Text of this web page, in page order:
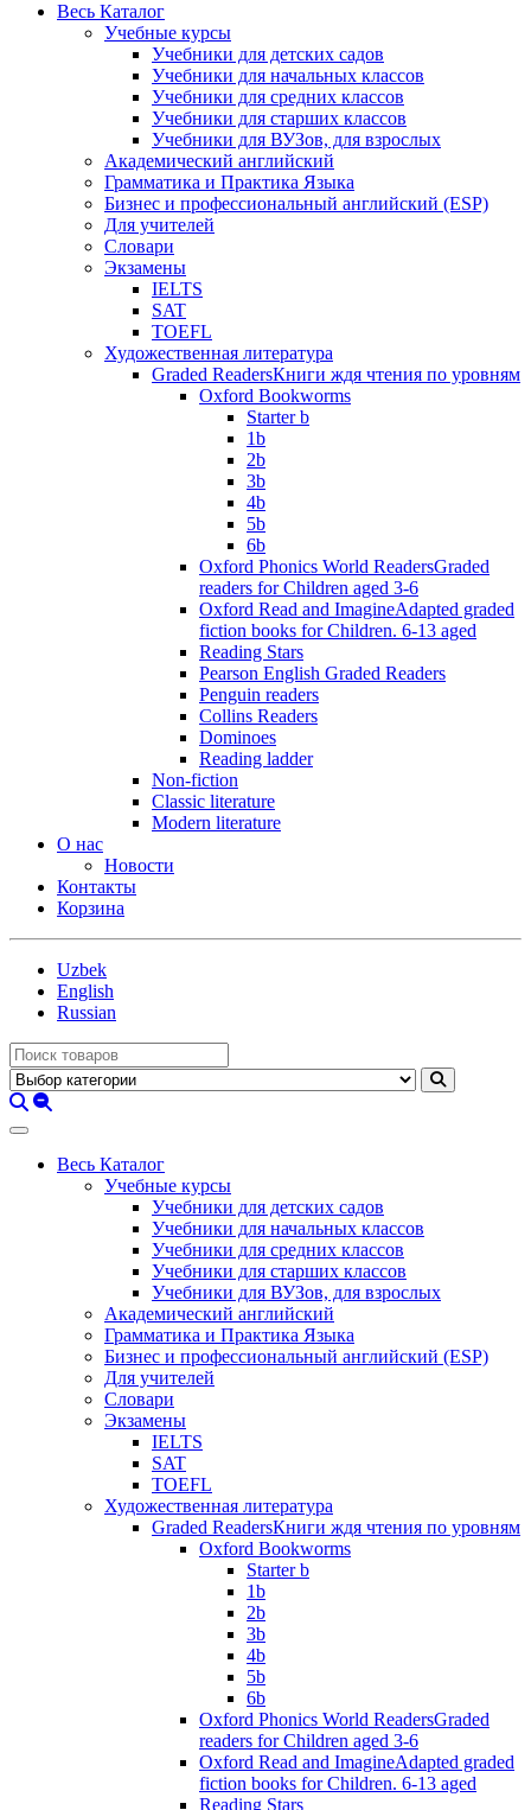
Весь Каталог
Учебные курсы
Учебники для детских садов
Учебники для начальных классов
Учебники для средних классов
Учебники для старших классов
Учебники для ВУЗов, для взрослых
Академический английский
Грамматика и Практика Языка
Бизнес и профессиональный английский (ESP)
Для учителей
Словари
Экзамены
IELTS
SAT
TOEFL
Художественная литература
Graded ReadersКниги ждя чтения по уровням
Oxford Bookworms
Starter b
1b
2b
3b
4b
5b
6b
Oxford Phonics World ReadersGraded
readers for Children aged 3-6
Oxford Read and ImagineAdapted graded
fiction books for Children. 6-13 aged
Reading Stars
Pearson English Graded Readers
Penguin readers
Collins Readers
Dominoes
Reading ladder
Non-fiction
Classic literature
Modern literature
О нас
Новости
Контакты
Корзина
Uzbek
English
Russian
Весь Каталог
Учебные курсы
Учебники для детских садов
Учебники для начальных классов
Учебники для средних классов
Учебники для старших классов
Учебники для ВУЗов, для взрослых
Академический английский
Грамматика и Практика Языка
Бизнес и профессиональный английский (ESP)
Для учителей
Словари
Экзамены
IELTS
SAT
TOEFL
Художественная литература
Graded ReadersКниги ждя чтения по уровням
Oxford Bookworms
Starter b
1b
2b
3b
4b
5b
6b
Oxford Phonics World ReadersGraded
readers for Children aged 3-6
Oxford Read and ImagineAdapted graded
fiction books for Children. 6-13 aged
Reading Stars